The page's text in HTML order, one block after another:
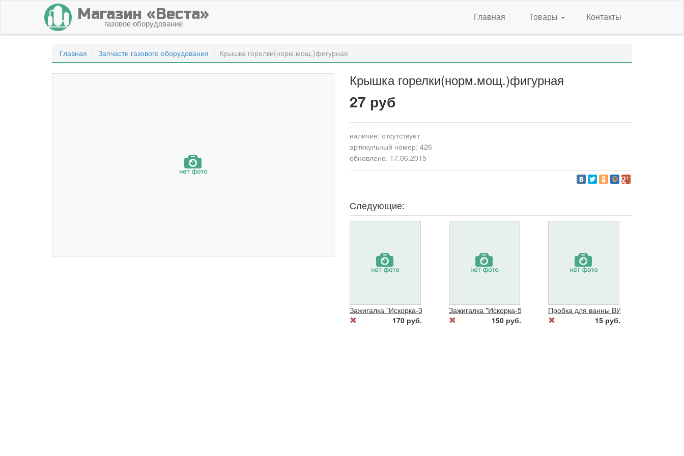
Магазин «Веста»
газовое оборудование
Главная Товары Контакты
Главная Запчасти газового оборудования Крышка горелки(норм.мощ.)фигурная
Крышка горелки(норм.мощ.)фигурная
27 руб
наличие: отсутствует
артикульный номер: 426
обновлено: 17.06.2015
Следующие:
Зажигалка "Искорка-35"(элект.на батарейке)
170 руб.
Зажигалка "Искорка-5"(элек.на батарейке)
150 руб.
Пробка для ванны ВИР(1218)
15 руб.